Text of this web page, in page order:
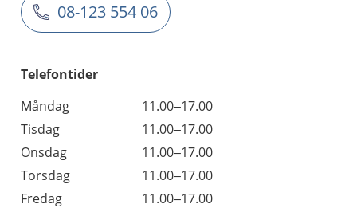
08-123 554 06
Telefontider
Måndag
11.00–17.00
Tisdag
11.00–17.00
Onsdag
11.00–17.00
Torsdag
11.00–17.00
Fredag
11.00–17.00